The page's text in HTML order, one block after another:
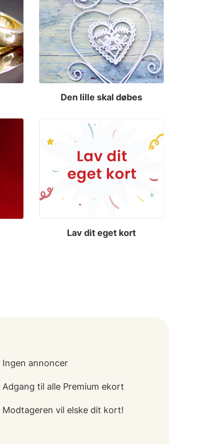
Den lille skal døbes
Lav dit eget kort
Ingen annoncer
Adgang til alle Premium ekort
Modtageren vil elske dit kort!